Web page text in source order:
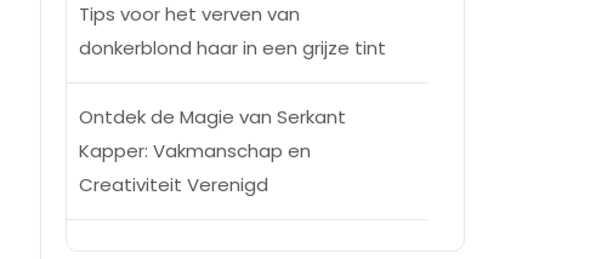
Tips voor het verven van
donkerblond haar in een grijze tint
Ontdek de Magie van Serkant
Kapper: Vakmanschap en
Creativiteit Verenigd